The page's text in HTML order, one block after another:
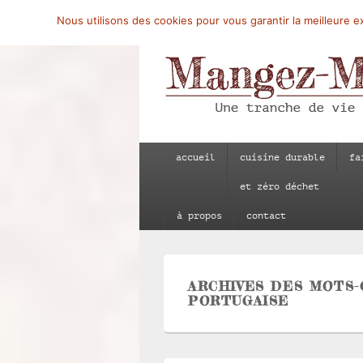
Mangez-Moi.fr
accueil cuisine durable
et zéro déchet
à propos contact
ARCHIVES DES
PORTUGAISE
Nous utilisons des cookies pour vous garantir la meilleure